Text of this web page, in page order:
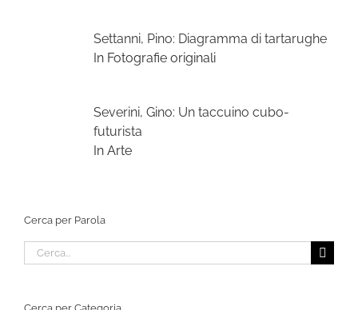
Settanni, Pino: Diagramma di tartarughe
In Fotografie originali
Severini, Gino: Un taccuino cubo-
futurista
In Arte
Cerca per Parola
Cerca
per: